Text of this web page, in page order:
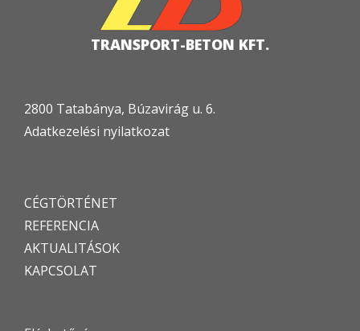
TRANSPORT-BETON KFT.
2800 Tatabánya, Búzavirág u. 6.
Adatkezelési nyilatkozat
CÉGTÖRTÉNET
REFERENCIA
AKTUALITÁSOK
KAPCSOLAT